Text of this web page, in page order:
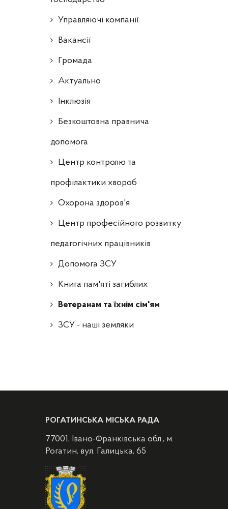
Управляючі компанії
Ваканcії
Громада
Актуально
Інклюзія
Безкоштовна правнича
допомога
Центр контролю та
профілактики хвороб
Охорона здоров'я
Центр професійного розвитку
педагогічних працівників
Допомога ЗСУ
Книга пам'яті загиблих
Ветеранам та їхнім сім'ям
ЗСУ - наші земляки
РОГАТИНСЬКА МІСЬКА РАДА
77001, Івано-Франківська обл., м.
Рогатин, вул. Галицька, 65